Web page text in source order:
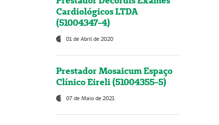
Cardiológicos LTDA
(51004347-4)
01 de Abril de 2020
Prestador Mosaicum Espaço
Clínico Eireli (51004355-5)
07 de Maio de 2021